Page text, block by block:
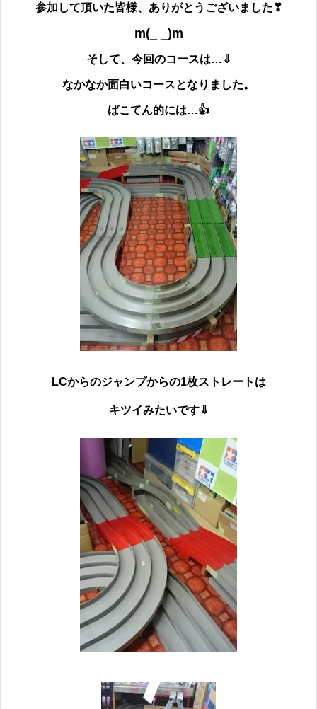
参加して頂いた皆様、ありがとうございました❣
m(_ _)m
そして、今回のコースは…⇓
なかなか面白いコースとなりました。
ばこてん的には…👍
LCからのジャンプからの1枚ストレートは
キツイみたいです⇓